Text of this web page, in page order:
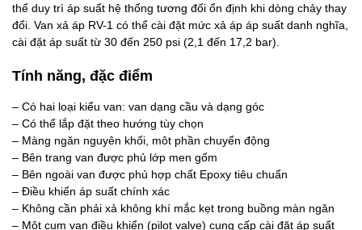
thể duy trì áp suất hệ thống tương đối ổn định khi dòng chảy thay
đổi. Van xả áp RV-1 có thể cài đặt mức xả áp áp suất danh nghĩa,
cài đặt áp suất từ 30 đến 250 psi (2,1 đến 17,2 bar).
Tính năng, đặc điểm
– Có hai loại kiểu van: van dạng cầu và dạng góc
– Có thể lắp đặt theo hướng tùy chọn
– Màng ngăn nguyên khối, môt phần chuyển động
– Bên trang van được phủ lớp men gốm
– Bên ngoài van được phủ hợp chất Epoxy tiêu chuẩn
– Điều khiển áp suất chính xác
– Không cần phải xả không khí mắc kẹt trong buồng màn ngăn
– Một cụm van điều khiển (pilot valve) cung cấp cài đặt áp suất